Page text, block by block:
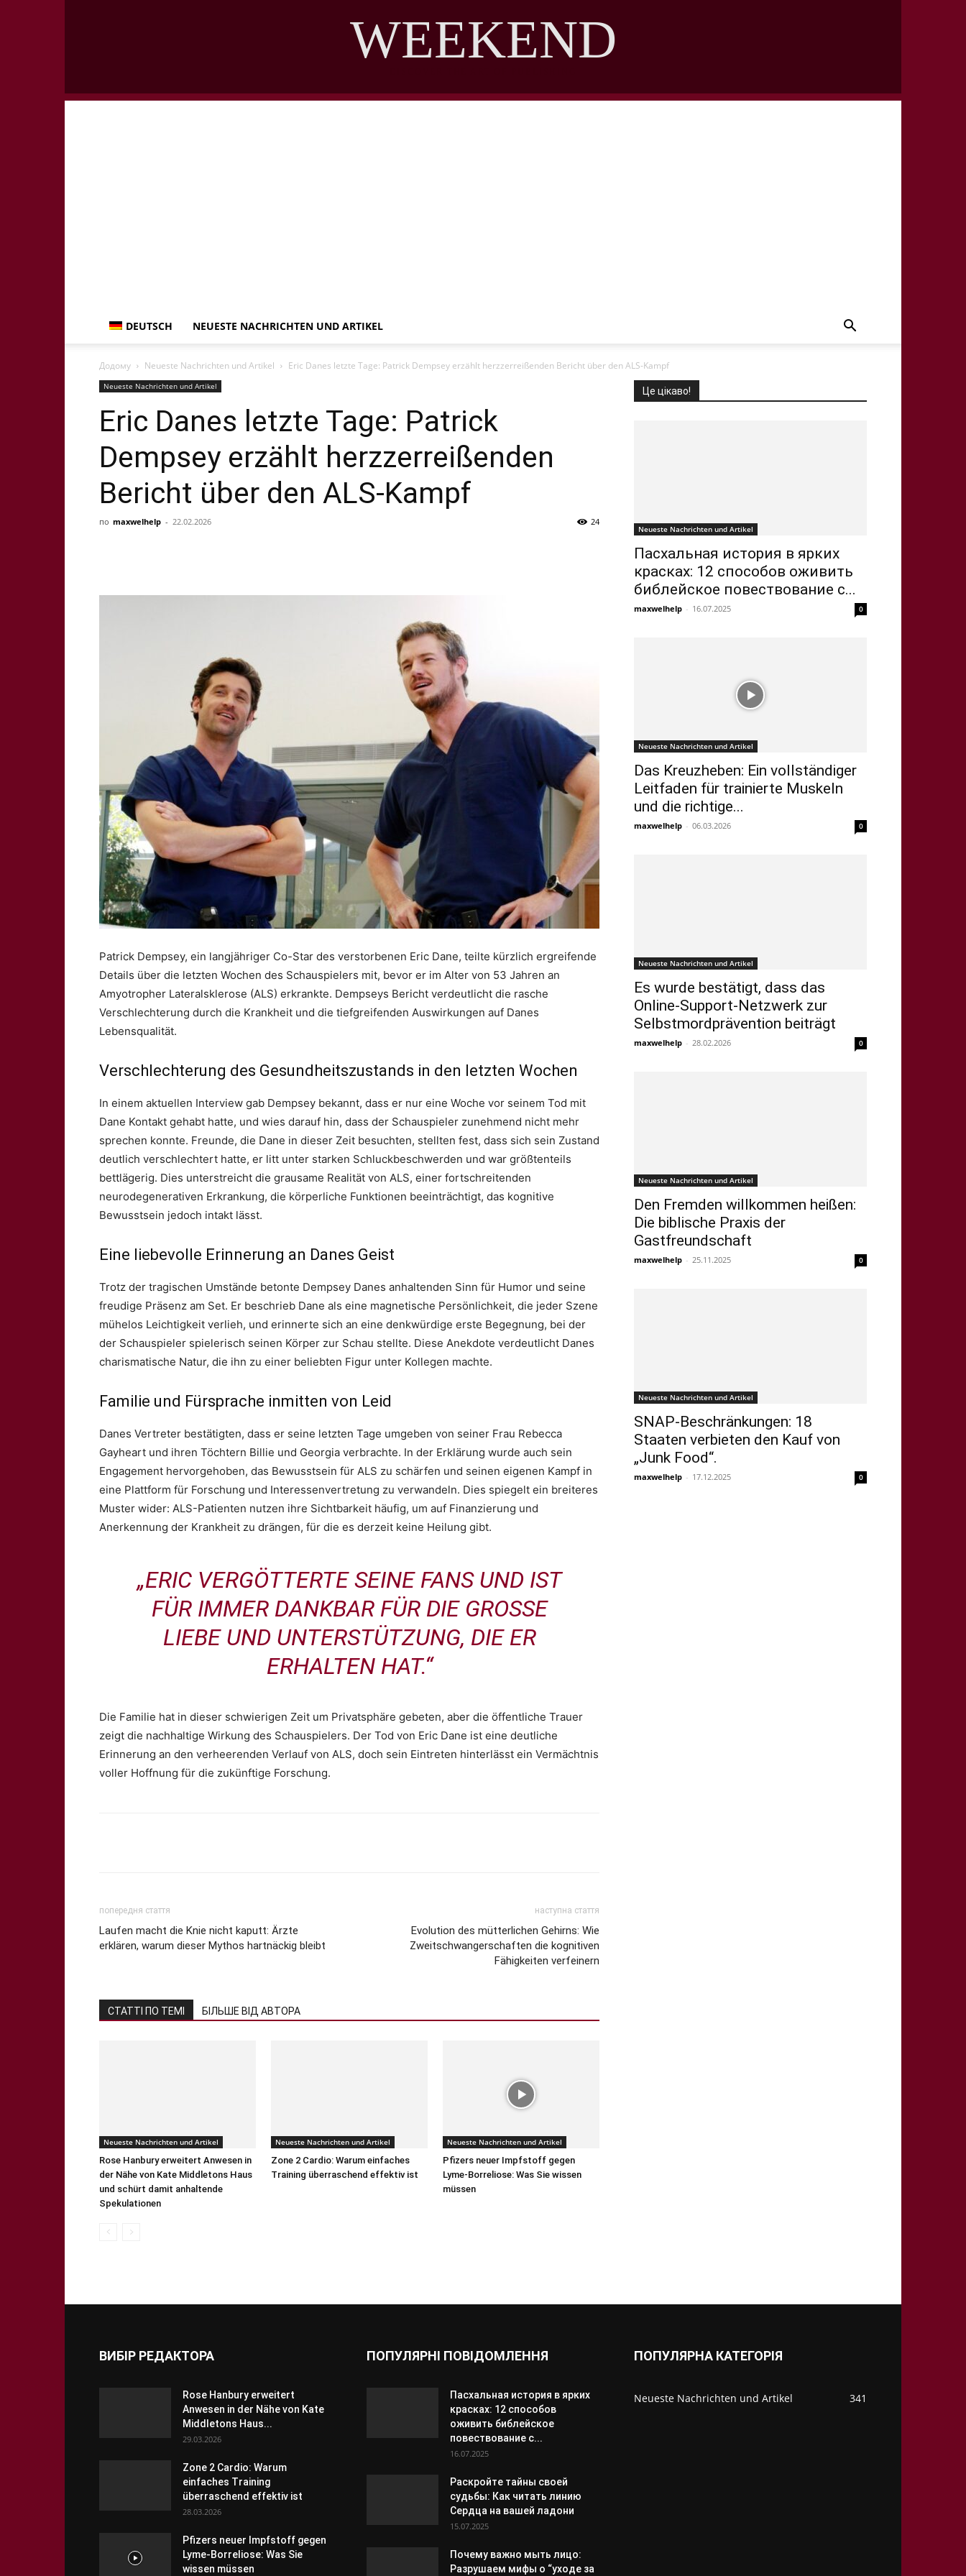
WEEKEND
DEUTSCH NEUESTE NACHRICHTEN UND ARTIKEL
Додому Neueste Nachrichten und Artikel Eric Danes letzte Tage: Patrick Dempsey erzählt herzzerreißenden Bericht über den ALS-Kampf
Neueste Nachrichten und Artikel
Eric Danes letzte Tage: Patrick
Dempsey erzählt herzzerreißenden
Bericht über den ALS-Kampf
по maxwelhelp - 22.02.2026 24
Patrick Dempsey, ein langjähriger Co-Star des verstorbenen Eric Dane, teilte kürzlich ergreifende
Details über die letzten Wochen des Schauspielers mit, bevor er im Alter von 53 Jahren an
Amyotropher Lateralsklerose (ALS) erkrankte. Dempseys Bericht verdeutlicht die rasche
Verschlechterung durch die Krankheit und die tiefgreifenden Auswirkungen auf Danes
Lebensqualität.
Verschlechterung des Gesundheitszustands in den letzten Wochen
In einem aktuellen Interview gab Dempsey bekannt, dass er nur eine Woche vor seinem Tod mit
Dane Kontakt gehabt hatte, und wies darauf hin, dass der Schauspieler zunehmend nicht mehr
sprechen konnte. Freunde, die Dane in dieser Zeit besuchten, stellten fest, dass sich sein Zustand
deutlich verschlechtert hatte, er litt unter starken Schluckbeschwerden und war größtenteils
bettlägerig. Dies unterstreicht die grausame Realität von ALS, einer fortschreitenden
neurodegenerativen Erkrankung, die körperliche Funktionen beeinträchtigt, das kognitive
Bewusstsein jedoch intakt lässt.
Eine liebevolle Erinnerung an Danes Geist
Trotz der tragischen Umstände betonte Dempsey Danes anhaltenden Sinn für Humor und seine
freudige Präsenz am Set. Er beschrieb Dane als eine magnetische Persönlichkeit, die jeder Szene
mühelos Leichtigkeit verlieh, und erinnerte sich an eine denkwürdige erste Begegnung, bei der
der Schauspieler spielerisch seinen Körper zur Schau stellte. Diese Anekdote verdeutlicht Danes
charismatische Natur, die ihn zu einer beliebten Figur unter Kollegen machte.
Familie und Fürsprache inmitten von Leid
Danes Vertreter bestätigten, dass er seine letzten Tage umgeben von seiner Frau Rebecca
Gayheart und ihren Töchtern Billie und Georgia verbrachte. In der Erklärung wurde auch sein
Engagement hervorgehoben, das Bewusstsein für ALS zu schärfen und seinen eigenen Kampf in
eine Plattform für Forschung und Interessenvertretung zu verwandeln. Dies spiegelt ein breiteres
Muster wider: ALS-Patienten nutzen ihre Sichtbarkeit häufig, um auf Finanzierung und
Anerkennung der Krankheit zu drängen, für die es derzeit keine Heilung gibt.
„ERIC VERGÖTTERTE SEINE FANS UND IST
FÜR IMMER DANKBAR FÜR DIE GROSSE L
IEBE UND UNTERSTÜTZUNG, DIE ER E
RHALTEN HAT.“
Die Familie hat in dieser schwierigen Zeit um Privatsphäre gebeten, aber die öffentliche Trauer
zeigt die nachhaltige Wirkung des Schauspielers. Der Tod von Eric Dane ist eine deutliche
Erinnerung an den verheerenden Verlauf von ALS, doch sein Eintreten hinterlässt ein Vermächtnis
voller Hoffnung für die zukünftige Forschung.
попередня стаття
Laufen macht die Knie nicht kaputt: Ärzte
erklären, warum dieser Mythos hartnäckig bleibt
наступна стаття
Evolution des mütterlichen Gehirns: Wie
Zweitschwangerschaften die kognitiven
Fähigkeiten verfeinern
СТАТТІ ПО ТЕМІ БІЛЬШЕ ВІД АВТОРА
Neueste Nachrichten und Artikel
Rose Hanbury erweitert Anwesen in
der Nähe von Kate Middletons Haus
und schürt damit anhaltende
Spekulationen
Neueste Nachrichten und Artikel
Zone 2 Cardio: Warum einfaches
Training überraschend effektiv ist
Neueste Nachrichten und Artikel
Pfizers neuer Impfstoff gegen
Lyme-Borreliose: Was Sie wissen
müssen
Це цікаво!
Neueste Nachrichten und Artikel
Пасхальная история в ярких
красках: 12 способов оживить
библейское повествование с...
maxwelhelp - 16.07.2025 0
Neueste Nachrichten und Artikel
Das Kreuzheben: Ein vollständiger
Leitfaden für trainierte Muskeln
und die richtige...
maxwelhelp - 06.03.2026 0
Neueste Nachrichten und Artikel
Es wurde bestätigt, dass das
Online-Support-Netzwerk zur
Selbstmordprävention beiträgt
maxwelhelp - 28.02.2026 0
Neueste Nachrichten und Artikel
Den Fremden willkommen heißen:
Die biblische Praxis der
Gastfreundschaft
maxwelhelp - 25.11.2025 0
Neueste Nachrichten und Artikel
SNAP-Beschränkungen: 18
Staaten verbieten den Kauf von
„Junk Food“.
maxwelhelp - 17.12.2025 0
ВИБІР РЕДАКТОРА
Rose Hanbury erweitert
Anwesen in der Nähe von Kate
Middletons Haus...
29.03.2026
Zone 2 Cardio: Warum
einfaches Training
überraschend effektiv ist
28.03.2026
Pfizers neuer Impfstoff gegen
Lyme-Borreliose: Was Sie
wissen müssen
ПОПУЛЯРНІ ПОВІДОМЛЕННЯ
Пасхальная история в ярких
красках: 12 способов
оживить библейское
повествование с...
16.07.2025
Раскройте тайны своей
судьбы: Как читать линию
Сердца на вашей ладони
15.07.2025
Почему важно мыть лицо:
Разрушаем мифы о “уходе за
ПОПУЛЯРНА КАТЕГОРІЯ
Neueste Nachrichten und Artikel 341